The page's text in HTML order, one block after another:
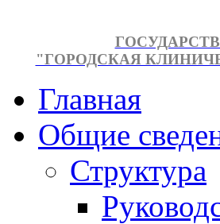
"ГОРОДСКАЯ
Главная
Общие
Структура